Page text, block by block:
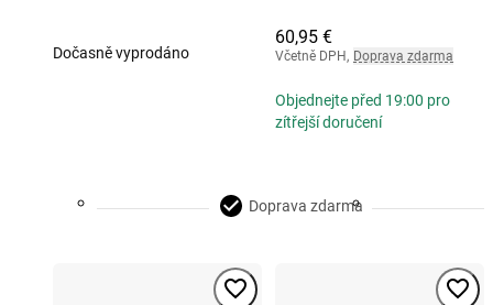
Dočasně vyprodáno
60,95 €
Včetně DPH, Doprava zdarma
Objednejte před 19:00 pro
zítřejší doručení
Doprava zdarma